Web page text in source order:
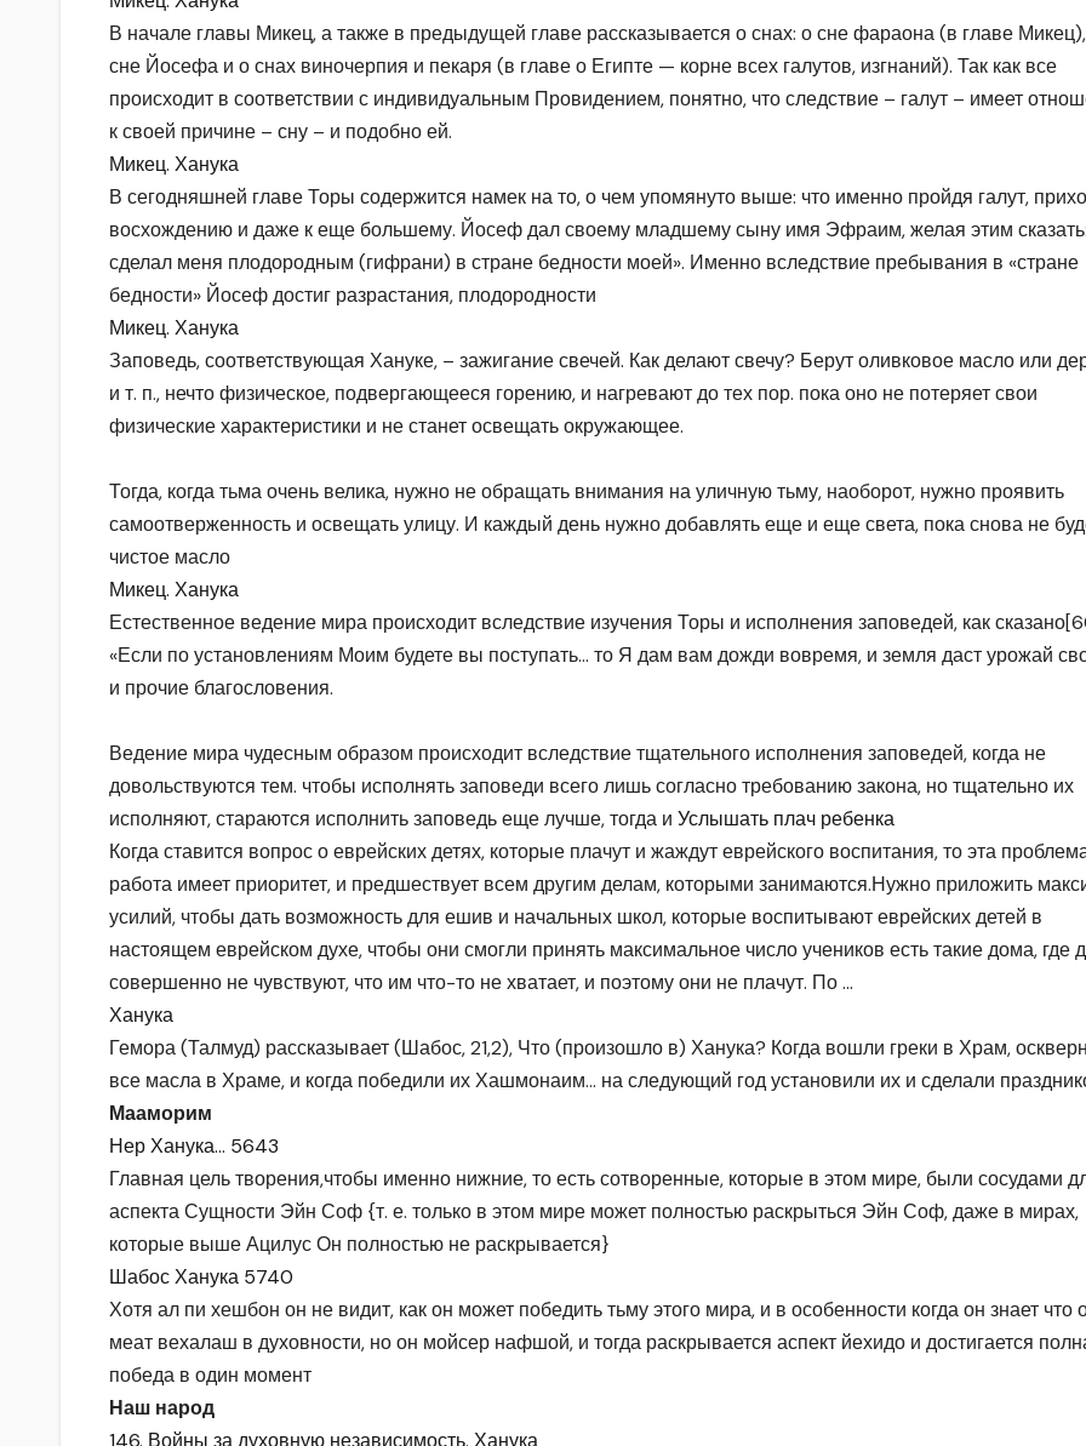
В начале главы Микец, а также в предыдущей главе рассказывается о снах: о сне фараона (в главе
сне Йосефа и о снах виночерпия и пекаря (в главе о Египте — корне всех галутов, изгнаний). Так как все
происходит в соответствии с индивидуальным Провидением, понятно, что следствие – галут – имеет
к своей причине – сну – и подобно ей.
Микец. Ханука
В сегодняшней главе Торы содержится намек на то, о чем упомянуто выше: что именно пройдя галут,
восхождению и даже к еще большему. Йосеф дал своему младшему сыну имя Эфраим, желая этим
сделал меня плодородным (гифрани) в стране бедности моей». Именно вследствие пребывания в «стране
бедности» Йосеф достиг разрастания, плодородности
Микец. Ханука
Заповедь, соответствующая Хануке, – зажигание свечей. Как делают свечу? Берут оливковое масло или
и т. п., нечто физическое, подвергающееся горению, и нагревают до тех пор. пока оно не потеряет свои
физические характеристики и не станет освещать окружающее.
Тогда, когда тьма очень велика, нужно не обращать внимания на уличную тьму, наоборот, нужно проявить
самоотверженность и освещать улицу. И каждый день нужно добавлять еще и еще света, пока снова не
чистое масло
Микец. Ханука
Естественное ведение мира происходит вследствие изучения Торы и исполнения заповедей, как
«Если по установлениям Моим будете вы поступать… то Я дам вам дожди вовремя, и земля даст урожай
и прочие благословения.
Ведение мира чудесным образом происходит вследствие тщательного исполнения заповедей, когда не
довольствуются тем. чтобы исполнять заповеди всего лишь согласно требованию закона, но тщательно их
исполняют, стараются исполнить заповедь еще лучше, тогда и Услышать плач ребенка
Когда ставится вопрос о еврейских детях, которые плачут и жаждут еврейского воспитания, то эта
работа имеет приоритет, и предшествует всем другим делам, которыми занимаются.Нужно приложить
усилий, чтобы дать возможность для ешив и начальных школ, которые воспитывают еврейских детей в
настоящем еврейском духе, чтобы они смогли принять максимальное число учеников есть такие дома, где
совершенно не чувствуют, что им что-то не хватает, и поэтому они не плачут. По…
Ханука
Гемора (Талмуд) рассказывает (Шабос, 21,2), Что (произошло в) Ханука? Когда вошли греки в Храм,
все масла в Храме, и когда победили их Хашмонаим… на следующий год установили их и сделали
Мааморим
Нер Ханука… 5643
Главная цель творения,чтобы именно нижние, то есть сотворенные, которые в этом мире, были сосудами
аспекта Сущности Эйн Соф {т. е. только в этом мире может полностью раскрыться Эйн Соф, даже в мирах,
которые выше Ацилус Он полностью не раскрывается}
Шабос Ханука 5740
Хотя ал пи хешбон он не видит, как он может победить тьму этого мира, и в особенности когда он знает что
меат вехалаш в духовности, но он мойсер нафшой, и тогда раскрывается аспект йехидо и достигается
победа в один момент
Наш народ